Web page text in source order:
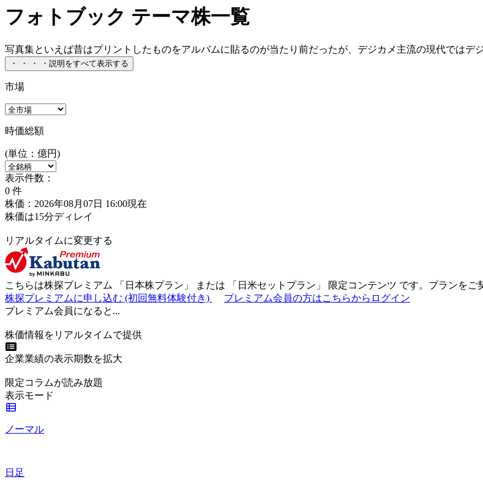
フォトブック テーマ株一覧
写真集といえば昔はプリントしたものをアルバムに貼るのが当たり前だったが、デジカメ主流の現代ではデ
・ ・ ・ ・ 説明をすべて表示する
市場
時価総額
(単位：億円)
表示件数：
0 件
株価：2026年08月07日 16:00現在
株価は15分ディレイ
リアルタイムに変更する
こちらは株探プレミアム 「 日本株プラン 」 または 「 日米セットプラン 」 限定コンテンツ です。プランをご
株探プレミアムに申し込む (初回無料体験付き)
プレミアム会員の方はこちらからログイン
プレミアム会員になると...
株価情報をリアルタイムで提供
企業業績の表示期数を拡大
限定コラムが読み放題
表示モード
ノーマル
日足